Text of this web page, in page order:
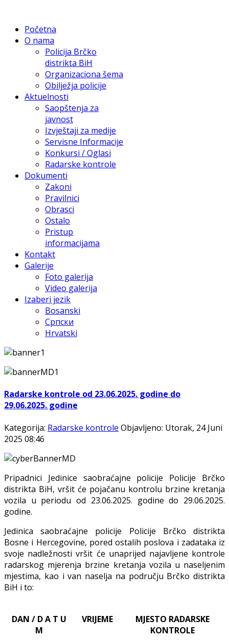
Početna
O nama
Policija Brčko
distrikta BiH
Organizaciona šema
Obilježja policije
Aktuelnosti
Saopštenja za
javnost
Izvještaji za medije
Servisne Informacije
Konkursi / Oglasi
Radarske kontrole
Dokumenti
Zakoni
Pravilnici
Obrasci
Ostalo
Pristup
informacijama
Kontakt
Galerije
Foto galerija
Video galerija
Izaberi jezik
Bosanski
Српски
Hrvatski
Radarske kontrole od 23.06.2025. godine do
29.06.2025. godine
Kategorija: Radarske kontrole Objavljeno: Utorak, 24 Juni
2025 08:46
Pripadnici Jedinice saobraćajne policije Policije Brčko
distrikta BiH, vršit će pojačanu kontrolu brzine kretanja
vozila u periodu od 23.06.2025. godine do 29.06.2025.
godine.
Jedinica saobraćajne policije Policije Brčko distrikta
Bosne i Hercegovine, pored ostalih poslova i zadataka iz
svoje nadležnostivršit će unaprijed najavljene kontrole
radarskog mjerenja brzine kretanja vozila u naseljenim
mjestima, kao i van naselja na području Brčko distrikta
BiH i to:
DAN / D A T U
M
VRIJEME
MJESTO RADARSKE
KONTROLE